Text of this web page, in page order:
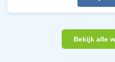
Bekijk alle